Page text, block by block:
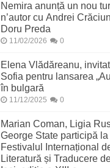
Nemira anunță un nou
n’autor cu Andrei
Doru Preda
11/02/2026 0
Elena Vlădăreanu,
Sofia pentru lansarea
în bulgară
11/12/2025 0
Marian Coman, Ligia
George State participă la
Festivalul Internațional
Literatură și Traducere